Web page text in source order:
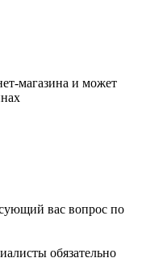
магазина и может
вас вопрос по
обязательно